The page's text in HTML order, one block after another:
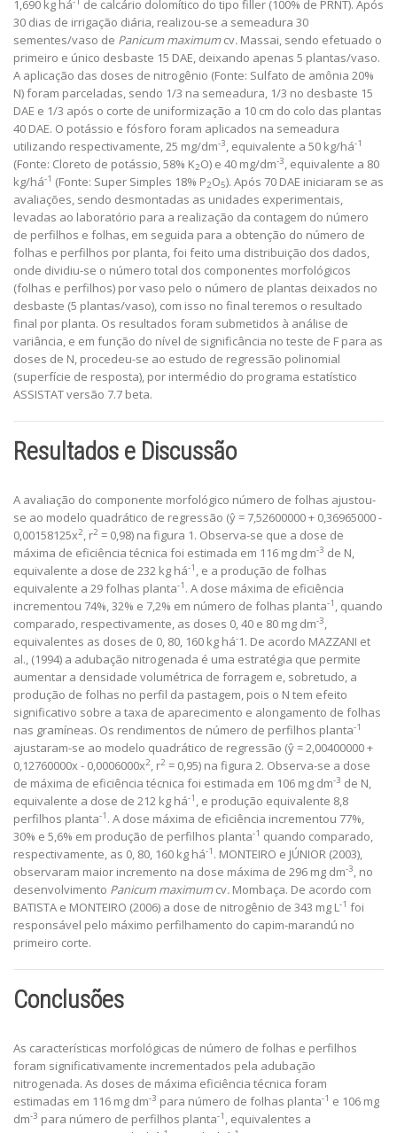
1,690 kg há
de calcário dolomítico do tipo filler (100% de PRNT). Após
30 dias de irrigação diária, realizou-se a semeadura 30
sementes/vaso de Panicum maximumcv. Massai, sendo efetuado o
primeiro e único desbaste 15 DAE, deixando apenas 5 plantas/vaso.
A aplicação das doses de nitrogênio (Fonte: Sulfato de amônia 20%
N) foram parceladas, sendo 1/3 na semeadura, 1/3 no desbaste 15
DAE e 1/3 após o corte de uniformização a 10 cm do colo das plantas
40 DAE. O potássio e fósforo foram aplicados na semeadura
utilizando respectivamente, 25 mg/dm-3, equivalente a 50 kg/há-1
(Fonte: Cloreto de potássio, 58% K2O) e 40 mg/dm-3, equivalente a 80
kg/há-1 (Fonte: Super Simples 18% P2O5). Após 70 DAE iniciaram se as
avaliações, sendo desmontadas as unidades experimentais,
levadas ao laboratório para a realização da contagem do número
de perfilhos e folhas, em seguida para a obtenção do número de
folhas e perfilhos por planta, foi feito uma distribuição dos dados,
onde dividiu-se o número total dos componentes morfológicos
(folhas e perfilhos) por vaso pelo o número de plantas deixados no
desbaste (5 plantas/vaso), com isso no final teremos o resultado
final por planta. Os resultados foram submetidos à análise de
variância, e em função do nível de significância no teste de F para as
doses de N, procedeu-se ao estudo de regressão polinomial
(superfície de resposta), por intermédio do programa estatístico
ASSISTAT versão 7.7 beta.
Resultados e Discussão
A avaliação do componente morfológico número de folhas ajustou-
se ao modelo quadrático de regressão (ŷ = 7,52600000 + 0,36965000 -
0,00158125x2, r2 = 0,98) na figura 1. Observa-se que a dose de
máxima de eficiência técnica foi estimada em 116 mg dm-3 de N,
equivalente a dose de 232 kg há-1 , e a produção de folhas
equivalente a 29 folhas planta-1 . A dose máxima de eficiência
incrementou 74%, 32% e 7,2% em número de folhas planta-1 , quando
comparado, respectivamente, as doses 0, 40 e 80 mg dm-3,
equivalentes as doses de 0, 80, 160 kg há-1. De acordo MAZZANI et
al., (1994) a adubação nitrogenada é uma estratégia que permite
aumentar a densidade volumétrica de forragem e, sobretudo, a
produção de folhas no perfil da pastagem, pois o N tem efeito
significativo sobre a taxa de aparecimento e alongamento de folhas
nas gramíneas. Os rendimentos de número de perfilhos planta-1
ajustaram-se ao modelo quadrático de regressão (ŷ = 2,00400000 +
0,12760000x - 0,0006000x2, r2 = 0,95) na figura 2. Observa-se a dose
de máxima de eficiência técnica foi estimada em 106 mg dm-3 de N,
equivalente a dose de 212 kg há-1 , e produção equivalente 8,8
perfilhos planta-1 . A dose máxima de eficiência incrementou 77%,
30% e 5,6% em produção de perfilhos planta-1 quando comparado,
respectivamente, as 0, 80, 160 kg há-1 . MONTEIRO e JÚNIOR (2003),
observaram maior incremento na dose máxima de 296 mg dm-3, no
desenvolvimento Panicum maximumcv. Mombaça. De acordo com
BATISTA e MONTEIRO (2006) a dose de nitrogênio de 343 mg L-1 foi
responsável pelo máximo perfilhamento do capim-marandú no
primeiro corte.
Conclusões
As características morfológicas de número de folhas e perfilhos
foram significativamente incrementados pela adubação
nitrogenada. As doses de máxima eficiência técnica foram
estimadas em 116 mg dm-3 para número de folhas planta-1 e 106 mg
dm-3 para número de perfilhos planta-1 , equivalentes a